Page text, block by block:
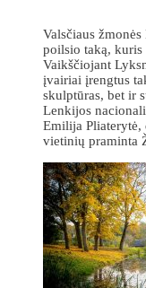
Valsčiaus
poilsio taką, kuris
Vaikščiojant
įvairiai įrengtus
skulptūras, bet ir
Lenkijos
Emilija Pliaterytė,
vietinių praminta